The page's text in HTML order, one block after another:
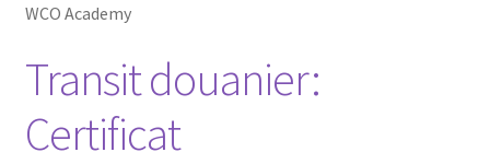
WCO Academy
Transit douanier:
Certificat